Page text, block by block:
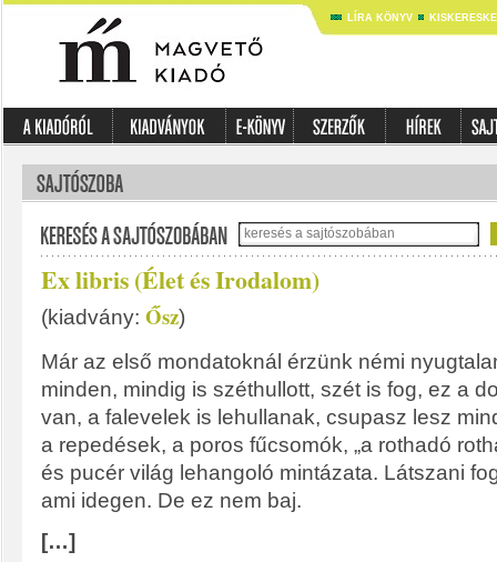
LÍRA KÖNYV
Ex libris (Élet és Irodalom)
(kiadvány: Ősz)
Már az első mondatoknál érzünk némi
minden, mindig is széthullott, szét is fog, ez a
van, a falevelek is lehullanak, csupasz lesz
a repedések, a poros fűcsomók, „a rothadó
és pucér világ lehangoló mintázata. Látszani
ami idegen. De ez nem baj.
[…]